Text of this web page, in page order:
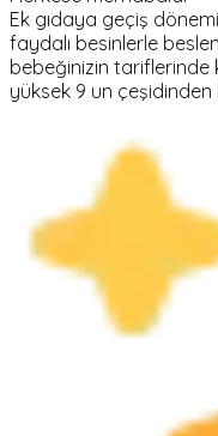
Ek gıdaya geçiş
faydalı besinlerle
bebeğinizin tariflerinde
yüksek 9 un çeşidinden